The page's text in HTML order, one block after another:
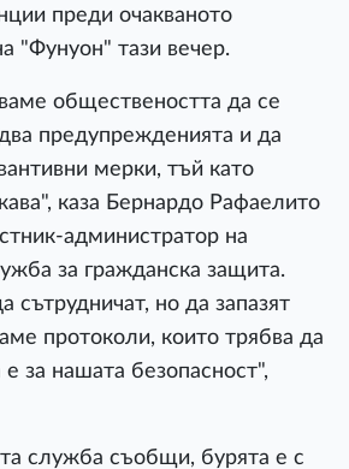
преди очакваното
"Фунуон" тази вечер.
обществеността да се
предупрежденията и да
мерки, тъй като
каза Бернардо Рафаелито
администратор на
за гражданска защита.
сътрудничат, но да запазят
протоколи, които трябва да
за нашата безопасност",
служба съобщи, бурята е с